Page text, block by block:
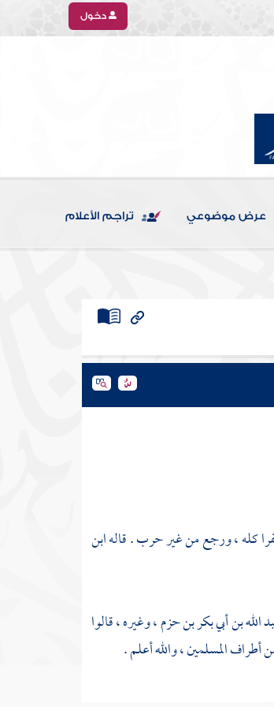
دخول
عرض موضوعي تراجم الأعلام
كله ، ورجع من غير حرب . قالهابن
الله بن أبي بكر بن حزم ،وغيره ، قالوا
أطراف المسلمين ، والله أعلم .